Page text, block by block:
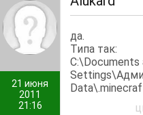
21 июня
2011
21:16
да.
Типа так:
C:\Documents